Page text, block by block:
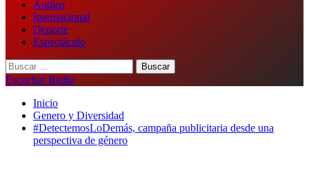
Audios
Internacional
Deporte
Espectáculo
Buscar:
Escuchar Radio
Inicio
Genero y Diversidad
#DetectemosLoDemás, campaña publicitaria desde una
perspectiva de género